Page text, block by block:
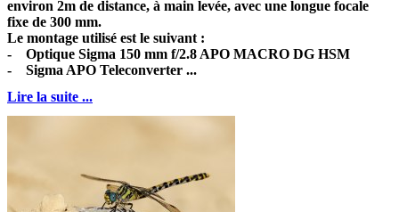
environ 2m de distance, à main levée, avec une longue focale
fixe de 300 mm.
Le montage utilisé est le suivant :
- Optique Sigma 150 mm f/2.8 APO MACRO DG HSM
- Sigma APO Teleconverter ...
Lire la suite ...